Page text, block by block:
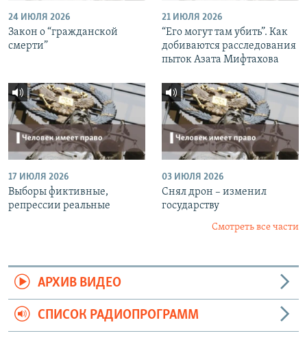
24 ИЮЛЯ 2026
Закон о “гражданской
смерти”
21 ИЮЛЯ 2026
“Его могут там убить”. Как
добиваются расследования
пыток Азата Мифтахова
17 ИЮЛЯ 2026
Выборы фиктивные,
репрессии реальные
03 ИЮЛЯ 2026
Снял дрон – изменил
государству
Смотреть все части
АРХИВ ВИДЕО
СПИСОК РАДИОПРОГРАММ